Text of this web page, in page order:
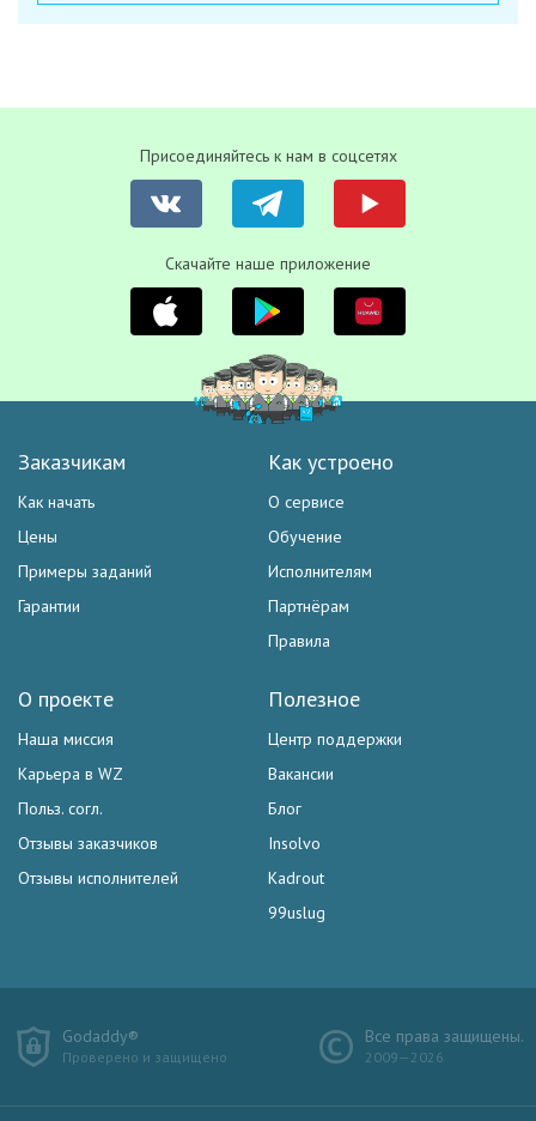
Присоединяйтесь к нам в соцсетях
Скачайте наше приложение
Заказчикам
Как начать
Цены
Примеры заданий
Гарантии
Как устроено
О сервисе
Обучение
Исполнителям
Партнёрам
Правила
Полезное
Центр поддержки
Вакансии
Блог
Insolvo
Kadrout
99uslug
О проекте
Наша миссия
Карьера в WZ
Польз. согл.
Отзывы заказчиков
Отзывы исполнителей
Godaddy®
Проверено и защищено
Все права защищены.
2009—2026